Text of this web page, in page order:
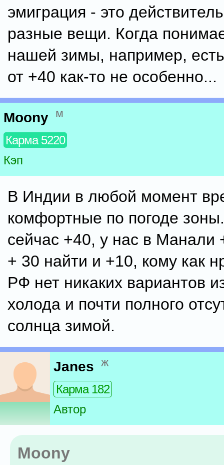
эмиграция - это
разные вещи. Когда
нашей зимы, например,
от +40 как-то не особенно...
Moony м
Карма 5220
Кэп
В Индии в любой момент
комфортные по погоде
сейчас +40, у нас в Манали
+ 30 найти и +10, кому как
РФ нет никаких вариантов
холода и почти полного
солнца зимой.
Janes ж
Карма 182
Автор
Moony